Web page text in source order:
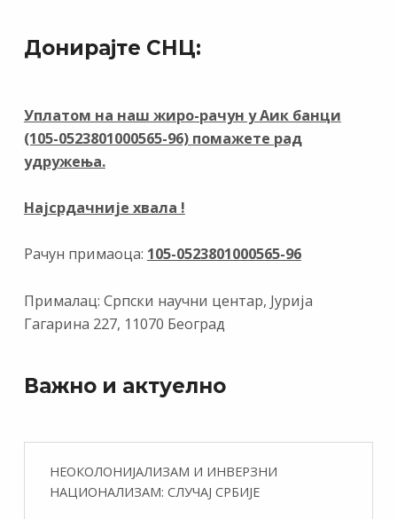
e
b
o
k
e
gr
m
k
e
n
er
p
p
Донирајте СНЦ:
Уплатом на наш жиро-рачун у Аик банци
(105-0523801000565-96) помажете рад
удружења.
Најсрдачније хвала !
Рачун примаоца: 105-0523801000565-96
Прималац: Српски научни центар, Јурија
Гагарина 227, 11070 Београд
Важно и актуелно
НЕОКОЛОНИЈАЛИЗАМ И ИНВЕРЗНИ
НАЦИОНАЛИЗАМ: СЛУЧАЈ СРБИЈЕ